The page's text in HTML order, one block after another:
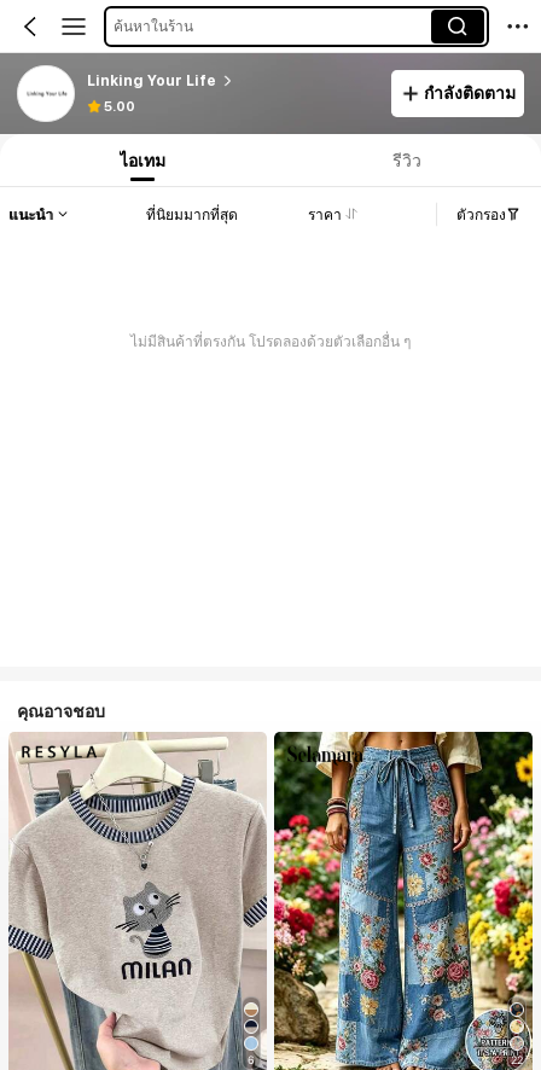
ค้นหาในร้าน
Linking Your Life
5.00
กำลังติดตาม
ไอเทม รีวิว
แนะนำ ที่นิยมมากที่สุด ราคา ตัวกรอง
ไม่มีสินค้าที่ตรงกัน โปรดลองด้วยตัวเลือกอื่น ๆ
คุณอาจชอบ
6 22